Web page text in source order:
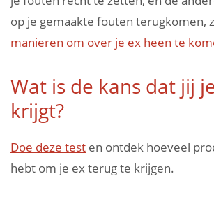
op je gemaakte fouten terugkomen,
manieren om over je ex heen te
Wat is de kans dat jij
krijgt?
Doe deze test en ontdek hoeveel
hebt om je ex terug te krijgen.